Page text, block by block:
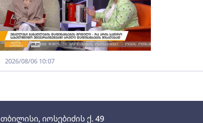
თბილისი, იოსებიძის ქ. 49
2026/08/06 10:07